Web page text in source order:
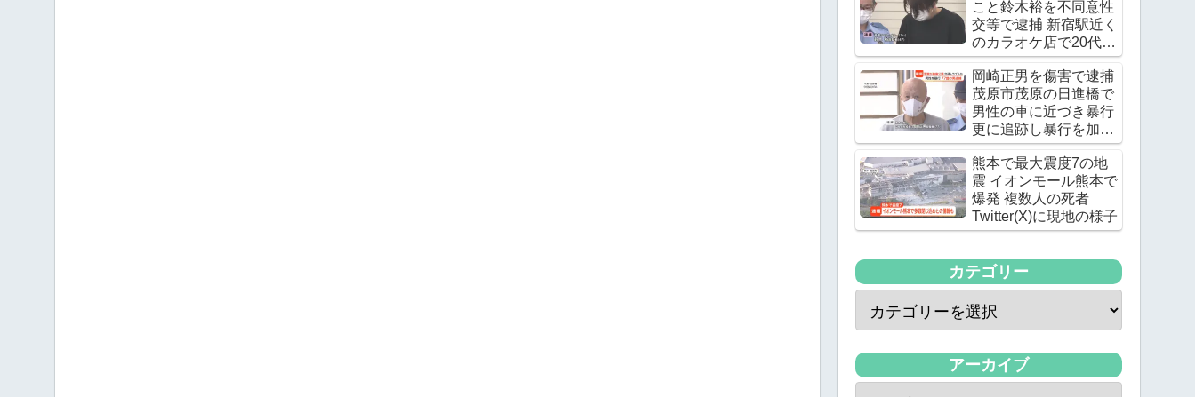
こと鈴木裕を不同意性
交等で逮捕 新宿駅近く
のカラオケ店で20代の
女優の下半身を触る
岡崎正男を傷害で逮捕
茂原市茂原の日進橋で
男性の車に近づき暴行
更に追跡し暴行を加え
る
熊本で最大震度7の地
震 イオンモール熊本で
爆発 複数人の死者
Twitter(X)に現地の様子
カテゴリー
アーカイブ